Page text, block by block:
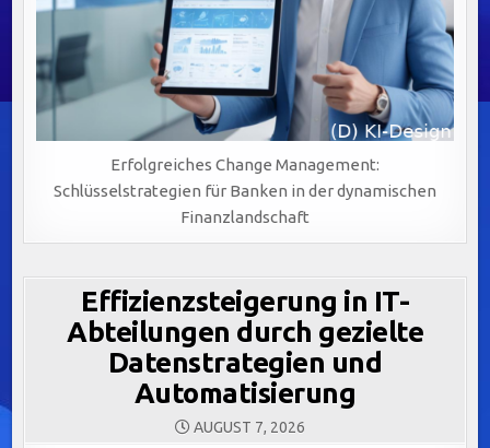
Erfolgreiches Change Management:
Schlüsselstrategien für Banken in der dynamischen
Finanzlandschaft
Effizienzsteigerung in IT-
Abteilungen durch gezielte
Datenstrategien und
Automatisierung
AUGUST 7, 2026